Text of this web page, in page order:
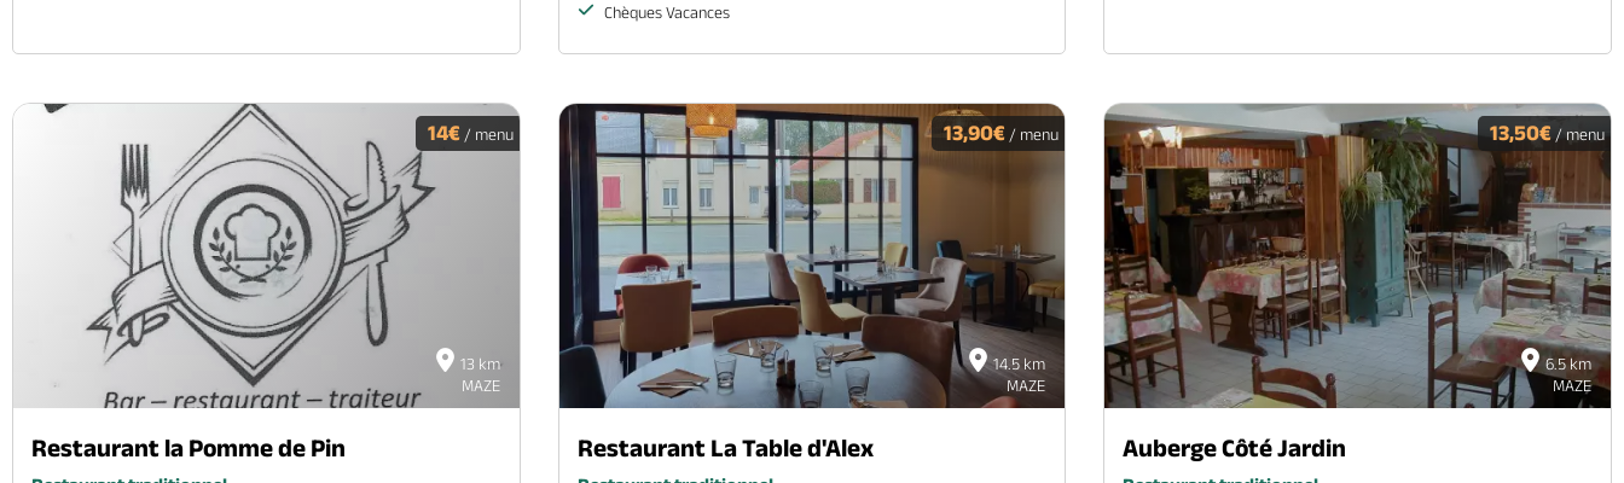
Chèques Vacances
13 km
MAZE
14€ / menu
Restaurant la Pomme de Pin
14.5 km
MAZE
13,90€ / menu
Restaurant La Table d'Alex
6.5 km
MAZE
13,50€/ menu
Auberge Côté Jardin